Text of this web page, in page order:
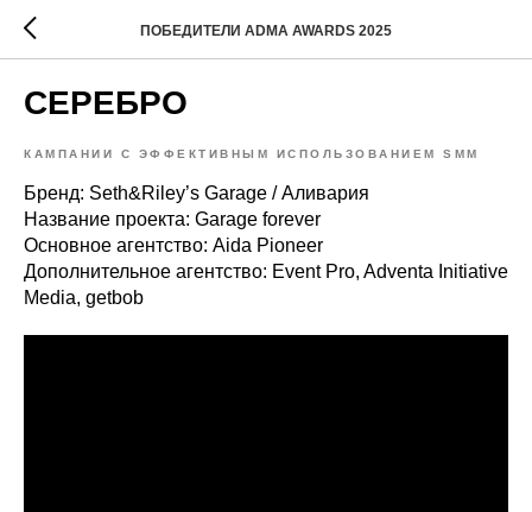
ПОБЕДИТЕЛИ ADMA AWARDS 2025
СЕРЕБРО
КАМПАНИИ С ЭФФЕКТИВНЫМ ИСПОЛЬЗОВАНИЕМ SMM
Бренд: Seth&Riley’s Garage / Аливария
Название проекта: Garage forever
Основное агентство: Aida Pioneer
Дополнительное агентство: Event Pro, Adventa Initiative
Media, getbob